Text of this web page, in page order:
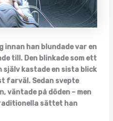
innan han blundade var en
till. Den blinkade som ett
själv kastade en sista blick
farväl. Sedan svepte
väntade på döden – men
sättet han